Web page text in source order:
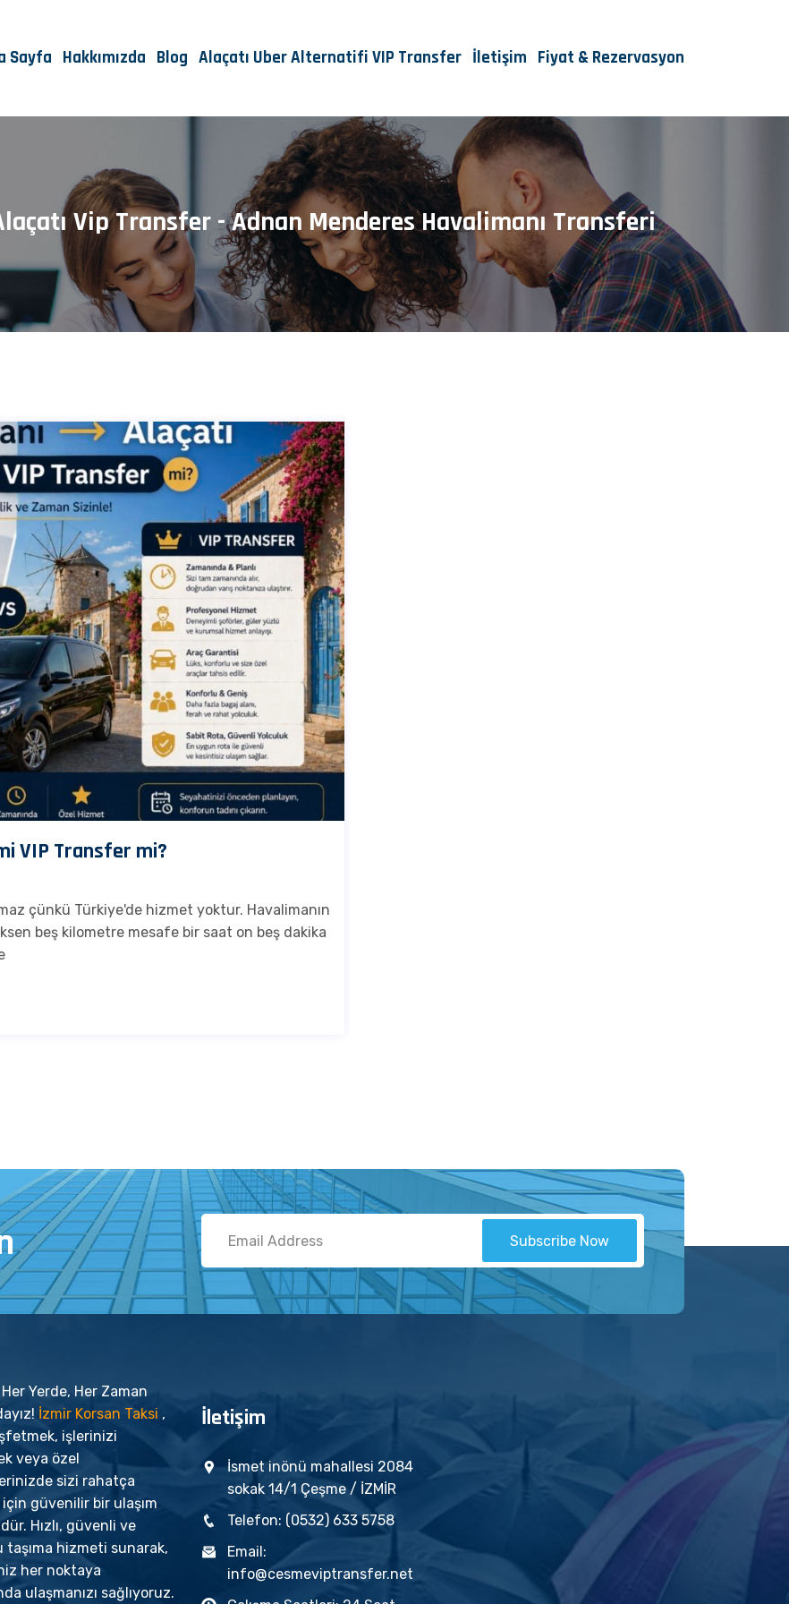
Sayfa Hakkımızda Blog Alaçatı Uber Alternatifi VIP Transfer İletişim Fiyat & Rezervasyon
Vip Transfer - Adnan Menderes Havalimanı Transferi
VIP Transfer mi?
çünkü Türkiye'de hizmet yoktur. Havalimanın
beş kilometre mesafe bir saat on beş dakika
Subscribe Now
Yerde, Her Zaman
İzmir Korsan Taksi ,
işlerinizi
veya özel
sizi rahatça
için güvenilir bir ulaşım
Hızlı, güvenli ve
taşıma hizmeti sunarak,
her noktaya
ulaşmanızı sağlıyoruz.
İletişim
İsmet inönü mahallesi 2084
sokak 14/1 Çeşme / İZMİR
Telefon: (0532) 633 5758
Email:
info@cesmeviptransfer.net